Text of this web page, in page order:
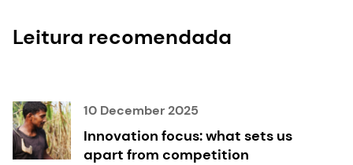
Leitura recomendada
10 December 2025
Innovation focus: what sets us
apart from competition